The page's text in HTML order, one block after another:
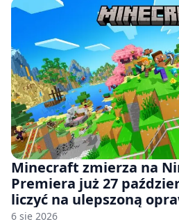
Minecraft zmierza na
Premiera już 27
liczyć na ulepszoną
6 sie 2026